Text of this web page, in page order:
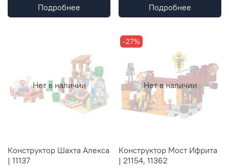
Подробнее Подробнее
Нет в наличии
Конструктор Шахта Алекса
| 11137
Нет в наличии
-27%
Конструктор Мост Ифрита
| 21154, 11362